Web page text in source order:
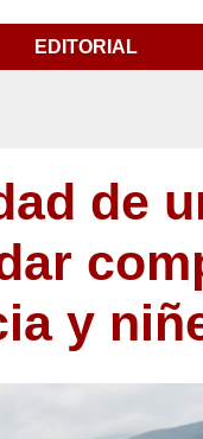
EDITORIAL
de
y